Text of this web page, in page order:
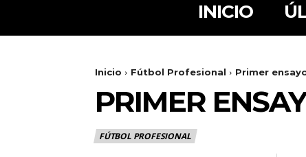
INICIO
Inicio Fútbol Profesional Primer
PRIMER
FÚTBOL PROFESIONAL